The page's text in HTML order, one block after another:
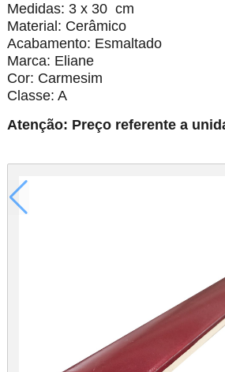
Medidas: 3 x 30 cm
Material: Cerâmico
Acabamento: Esmaltado
Marca: Eliane
Cor: Carmesim
Classe: A
Atenção: Preço referente a